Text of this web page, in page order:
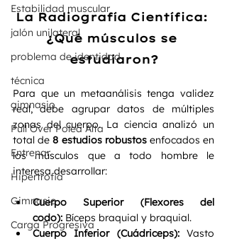
Estabilidad muscular
jalón unilateral
problema de identidad
técnica
gimnasio
Pull Over Polea Alta
Entrenar
Hipertrofia
Gimnasio
Carga Progresiva
La Radiografía Científica:
¿Qué músculos se
estudiaron?
Para que un metaanálisis tenga validez
real, debe agrupar datos de múltiples
zonas del cuerpo. La ciencia analizó un
total de 8 estudios robustos enfocados en
los músculos que a todo hombre le
interesa desarrollar:
Cuerpo Superior (Flexores del
codo): Bíceps braquial y braquial.
Cuerpo Inferior (Cuádriceps): Vasto